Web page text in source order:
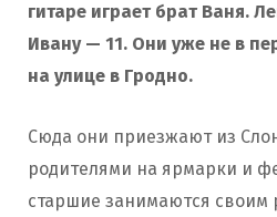
гитаре играет брат Ваня.
Ивану — 11. Они уже не в
на улице в Гродно.
Сюда они приезжают из
родителями на ярмарки и
старшие занимаются своим